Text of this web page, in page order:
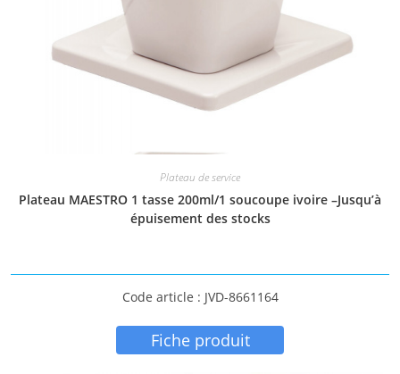
Plateau de service
Plateau MAESTRO 1 tasse 200ml/1 soucoupe ivoire –Jusqu’à
épuisement des stocks
Code article : JVD-8661164
Fiche produit